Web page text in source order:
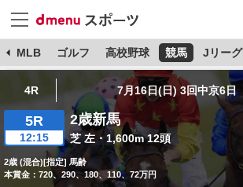
MLB ゴルフ 高校野球 競馬 Jリーグ
4R 7月16日(日) 3回中京6日
5R
12:15
2歳新馬
芝 左・1,600m 12頭
2歳 (混合)[指定] 馬齢
本賞金：720、290、180、110、72万円